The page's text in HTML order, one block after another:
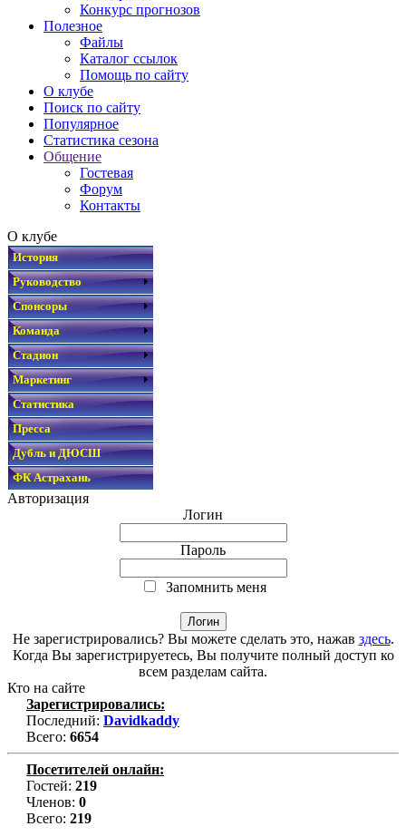
Конкурс прогнозов
Полезное
Файлы
Каталог ссылок
Помощь по сайту
О клубе
Поиск по сайту
Популярное
Статистика сезона
Общение
Гостевая
Форум
Контакты
О клубе
История
Руководство
Спонсоры
Команда
Стадион
Маркетинг
Статистика
Пресса
Дубль и ДЮСШ
ФК Астрахань
Авторизация
Логин
Пароль
Запомнить меня
Не зарегистрировались? Вы можете сделать это, нажав здесь.
Когда Вы зарегистрируетесь, Вы получите полный доступ ко
всем разделам сайта.
Кто на сайте
Зарегистрировались:
Последний: Davidkaddy
Всего: 6654
Посетителей онлайн:
Гостей: 219
Членов: 0
Всего: 219